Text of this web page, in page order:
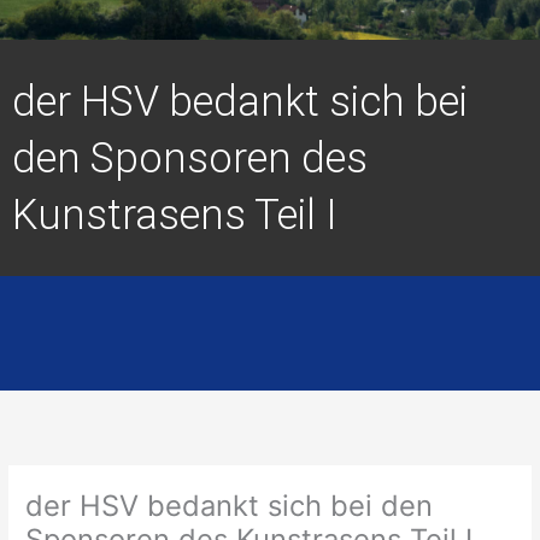
der HSV bedankt sich bei
den Sponsoren des
Kunstrasens Teil I
der HSV bedankt sich bei den